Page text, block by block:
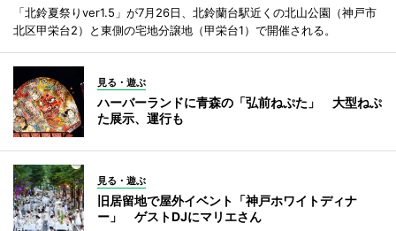
「北鈴夏祭りver1.5」が7月26日、北鈴蘭台駅近くの北山公園（神戸市
北区甲栄台2）と東側の宅地分譲地（甲栄台1）で開催される。
見る・遊ぶ
ハーバーランドに青森の「弘前ねぷた」 大型ねぷ
た展示、運行も
見る・遊ぶ
旧居留地で屋外イベント「神戸ホワイトディナ
ー」 ゲストDJにマリエさん